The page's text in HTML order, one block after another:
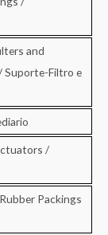
and
Suporte-Filtro e
/
Packings